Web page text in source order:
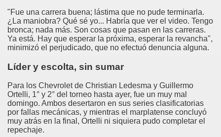
"Fue una carrera buena; lástima que no pude terminarla.
¿La maniobra? Qué sé yo... Habría que ver el video. Tengo
bronca; nada más. Son cosas que pasan en las carreras.
Ya está. Hay que esperar la próxima, esperar la revancha",
minimizó el perjudicado, que no efectuó denuncia alguna.
Líder y escolta, sin sumar
Para los Chevrolet de Christian Ledesma y Guillermo
Ortelli, 1° y 2° del torneo hasta ayer, fue un muy mal
domingo. Ambos desertaron en sus series clasificatorias
por fallas mecánicas, y mientras el marplatense concluyó
muy atrás en la final, Ortelli ni siquiera pudo completar el
repechaje.